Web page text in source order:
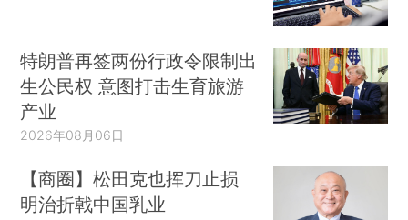
特朗普再签两份行政令限制出
生公民权 意图打击生育旅游
产业
2026年08月06日
【商圈】松田克也挥刀止损
明治折戟中国乳业